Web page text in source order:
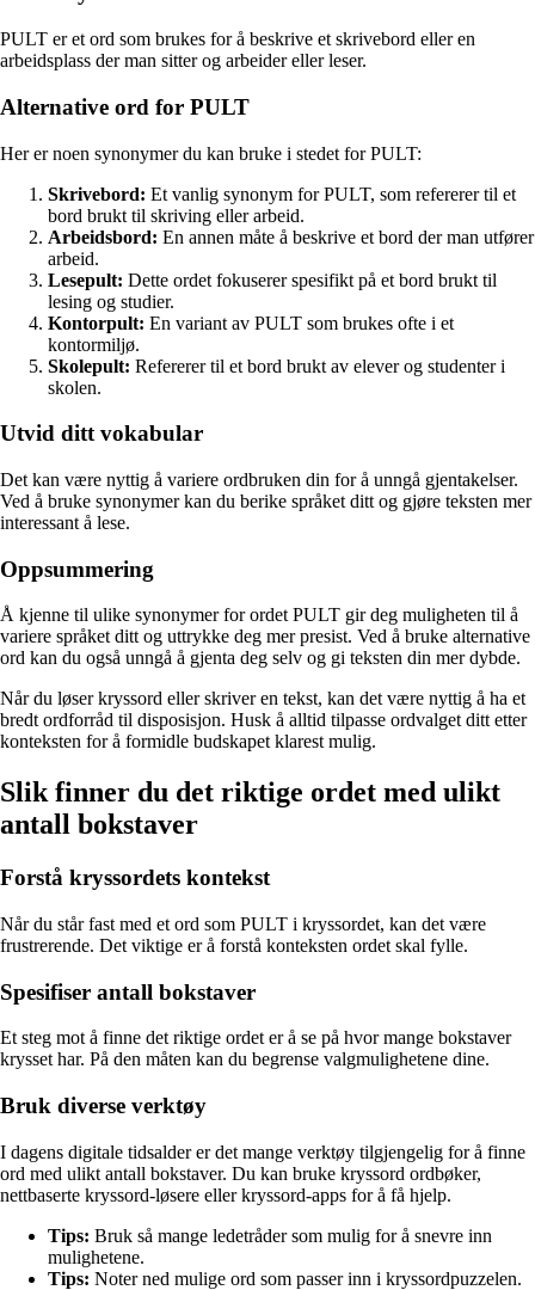
PULT er et ord som brukes for å beskrive et skrivebord eller en
arbeidsplass der man sitter og arbeider eller leser.
Alternative ord for PULT
Her er noen synonymer du kan bruke i stedet for PULT:
Skrivebord: Et vanlig synonym for PULT, som refererer til et
bord brukt til skriving eller arbeid.
Arbeidsbord: En annen måte å beskrive et bord der man utfører
arbeid.
Lesepult: Dette ordet fokuserer spesifikt på et bord brukt til
lesing og studier.
Kontorpult: En variant av PULT som brukes ofte i et
kontormiljø.
Skolepult: Refererer til et bord brukt av elever og studenter i
skolen.
Utvid ditt vokabular
Det kan være nyttig å variere ordbruken din for å unngå gjentakelser.
Ved å bruke synonymer kan du berike språket ditt og gjøre teksten mer
interessant å lese.
Oppsummering
Å kjenne til ulike synonymer for ordet PULT gir deg muligheten til å
variere språket ditt og uttrykke deg mer presist. Ved å bruke alternative
ord kan du også unngå å gjenta deg selv og gi teksten din mer dybde.
Når du løser kryssord eller skriver en tekst, kan det være nyttig å ha et
bredt ordforråd til disposisjon. Husk å alltid tilpasse ordvalget ditt etter
konteksten for å formidle budskapet klarest mulig.
Slik finner du det riktige ordet med ulikt
antall bokstaver
Forstå kryssordets kontekst
Når du står fast med et ord som PULT i kryssordet, kan det være
frustrerende. Det viktige er å forstå konteksten ordet skal fylle.
Spesifiser antall bokstaver
Et steg mot å finne det riktige ordet er å se på hvor mange bokstaver
krysset har. På den måten kan du begrense valgmulighetene dine.
Bruk diverse verktøy
I dagens digitale tidsalder er det mange verktøy tilgjengelig for å finne
ord med ulikt antall bokstaver. Du kan bruke kryssord ordbøker,
nettbaserte kryssord-løsere eller kryssord-apps for å få hjelp.
Tips: Bruk så mange ledetråder som mulig for å snevre inn
mulighetene.
Tips: Noter ned mulige ord som passer inn i kryssordpuzzelen.